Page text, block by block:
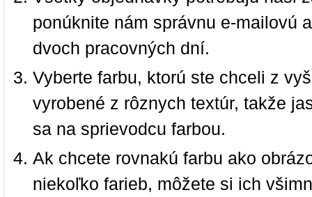
ponúknite nám správnu e-mailovú
dvoch pracovných dní.
Vyberte farbu, ktorú ste chceli z
vyrobené z rôznych textúr, takže
sa na sprievodcu farbou.
Ak chcete rovnakú farbu ako
niekoľko farieb, môžete si ich